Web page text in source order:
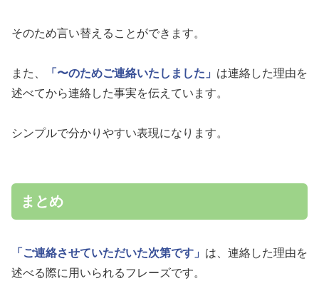
そのため言い替えることができます。
また、 「〜のためご連絡いたしました」 は連絡した理由を
述べてから連絡した事実を伝えています。
シンプルで分かりやすい表現になります。
まとめ
「ご連絡させていただいた次第です」 は、連絡した理由を
述べる際に用いられるフレーズです。